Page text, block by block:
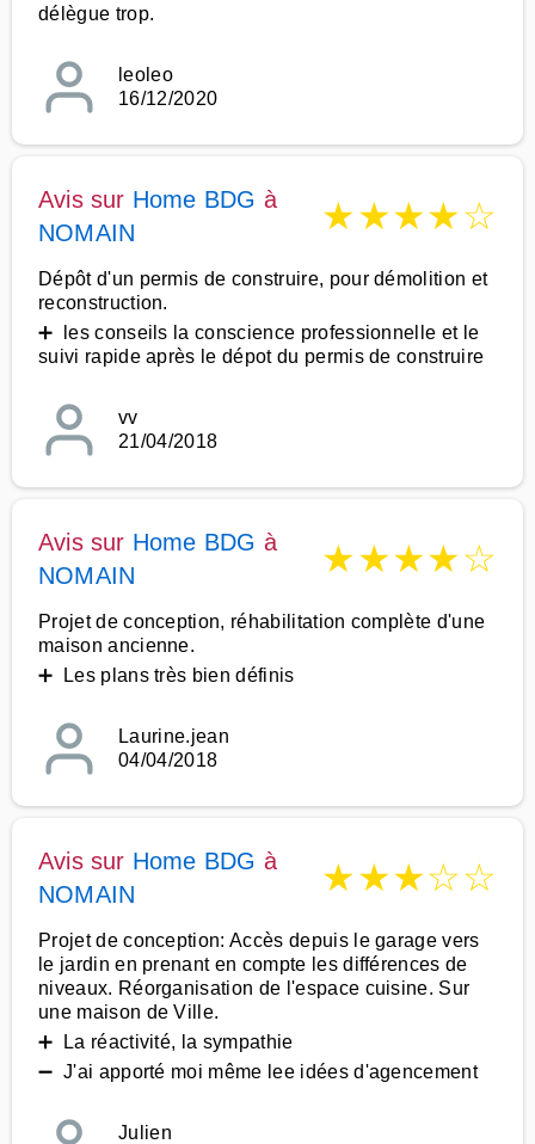
délègue trop.
leoleo
16/12/2020
Avis sur Home BDG à
NOMAIN
★★★★☆
Dépôt d'un permis de construire, pour démolition et
reconstruction.
➕ les conseils la conscience professionnelle et le
suivi rapide après le dépot du permis de construire
vv
21/04/2018
Avis sur Home BDG à
NOMAIN
★★★★☆
Projet de conception, réhabilitation complète d'une
maison ancienne.
➕ Les plans très bien définis
Laurine.jean
04/04/2018
Avis sur Home BDG à
NOMAIN
★★★☆☆
Projet de conception: Accès depuis le garage vers
le jardin en prenant en compte les différences de
niveaux. Réorganisation de l'espace cuisine. Sur
une maison de Ville.
➕ La réactivité, la sympathie
➖ J'ai apporté moi même lee idées d'agencement
Julien